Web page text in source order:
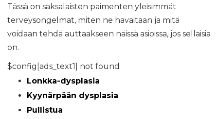
Tässä on saksalaisten paimenten yleisimmät
terveysongelmat, miten ne havaitaan ja mitä
voidaan tehdä auttaakseen näissä asioissa, jos sellaisia
​​on.
$config[ads_text1] not found
Lonkka-dysplasia
Kyynärpään dysplasia
Pullistua